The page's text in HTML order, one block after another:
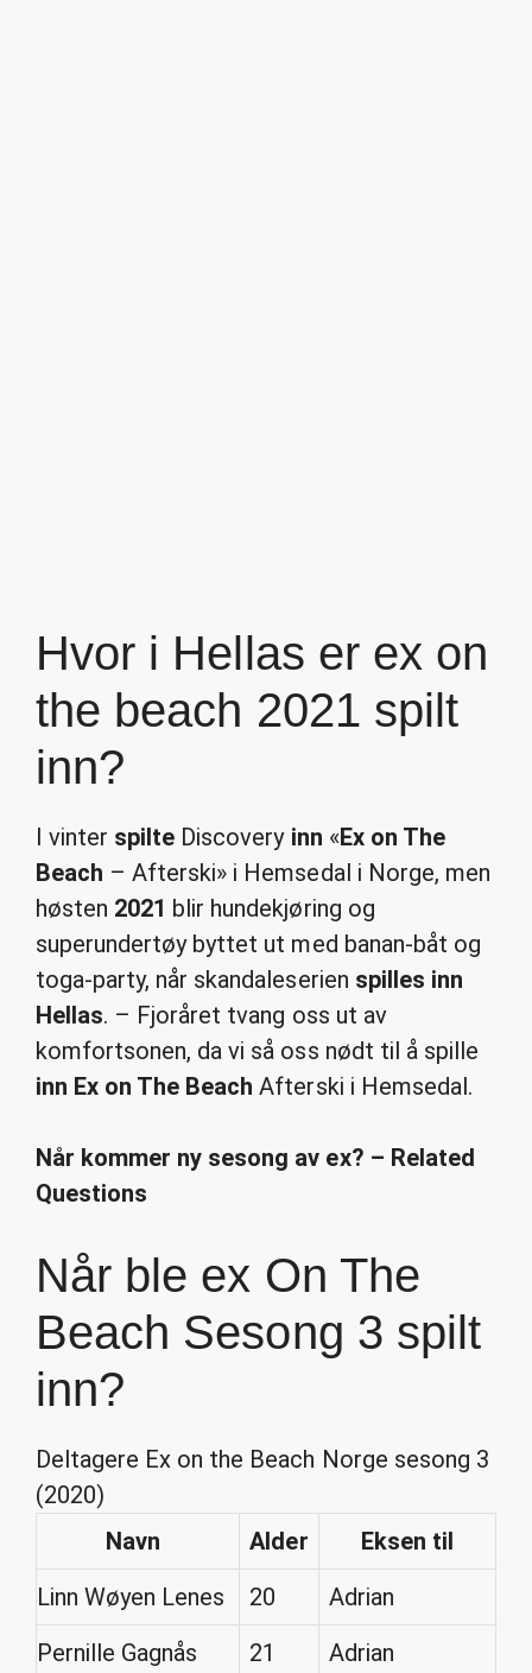
Hvor i Hellas er ex on
the beach 2021 spilt
inn?
I vinter spilte Discovery inn «Ex on The
Beach – Afterski» i Hemsedal i Norge, men
høsten 2021 blir hundekjøring og
superundertøy byttet ut med banan-båt og
toga-party, når skandaleserien spilles inn
Hellas. – Fjoråret tvang oss ut av
komfortsonen, da vi så oss nødt til å spille
inn Ex on The Beach Afterski i Hemsedal.
Når kommer ny sesong av ex? – Related
Questions
Når ble ex On The
Beach Sesong 3 spilt
inn?
Deltagere Ex on the Beach Norge sesong 3
(2020)
Navn
Alder
Eksen til
Linn Wøyen Lenes
20
Adrian
Pernille Gagnås
21
Adrian